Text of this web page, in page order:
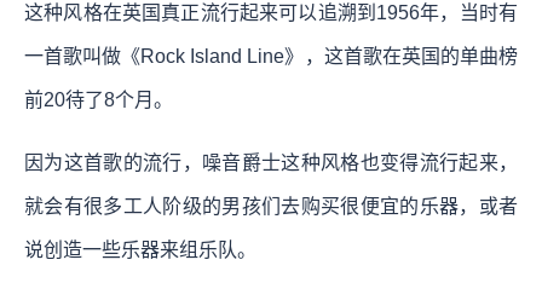
这种风格在英国真正流行起来可以追溯到1956年，当时有
一首歌叫做《Rock Island Line》，这首歌在英国的单曲榜
前20待了8个月。
因为这首歌的流行，噪音爵士这种风格也变得流行起来，
就会有很多工人阶级的男孩们去购买很便宜的乐器，或者
说创造一些乐器来组乐队。